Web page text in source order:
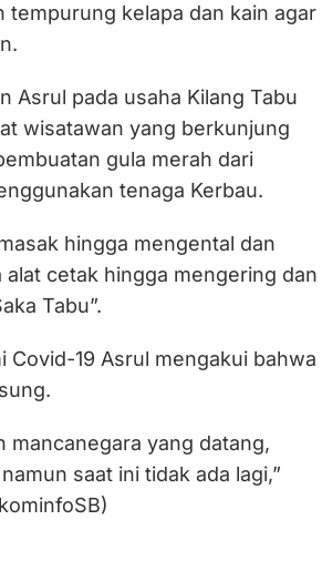
tempurung kelapa dan kain agar
Asrul pada usaha Kilang Tabu
wisatawan yang berkunjung
gula merah dari
tenaga Kerbau.
hingga mengental dan
cetak hingga mengering dan
Tabu”.
Covid-19 Asrul mengakui bahwa
mancanegara yang datang,
saat ini tidak ada lagi,”